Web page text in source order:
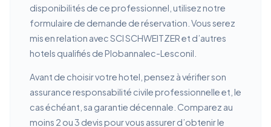
disponibilités de ce professionnel, utilisez notre
formulaire de demande de réservation. Vous serez
mis en relation avec SCI SCHWEITZER et d’autres
hotels qualifiés de Plobannalec-Lesconil.
Avant de choisir votre hotel, pensez à vérifier son
assurance responsabilité civile professionnelle et, le
cas échéant, sa garantie décennale. Comparez au
moins 2 ou 3 devis pour vous assurer d’obtenir le